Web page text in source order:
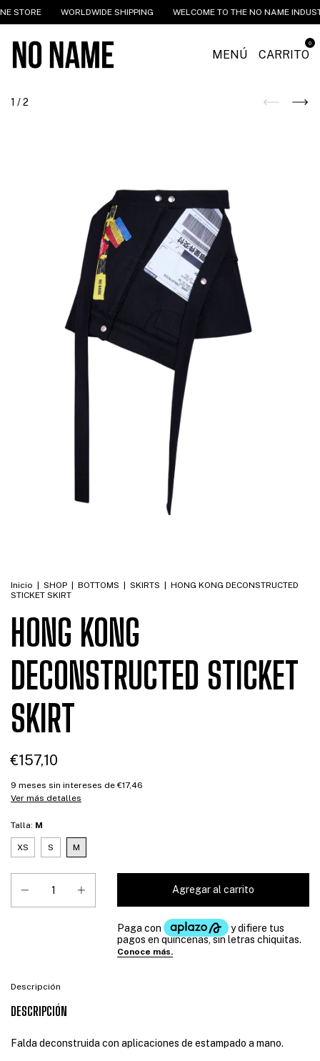
STORE WORLDWIDE SHIPPING WELCOME TO THE NO NAME
MENÚ CARRITO
0
1 /2
Inicio SHOP BOTTOMS SKIRTS
HONG KONG DECONSTRUCTED
STICKET SKIRT
HONG KONG
DECONSTRUCTED STICKET
SKIRT
€157,10
9 meses sin intereses de €17,46
Ver más detalles
Talla: M
XS S M
Descripción
DESCRIPCIÓN
Falda deconstruida con aplicaciones de estampado a mano.